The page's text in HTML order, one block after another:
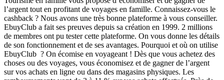
l’argent tout en profitant de voyages en famille. Connaissez-vous le
cashback ? Nous avons une très bonne plateforme à vous conseiller.
EbuyClub a fait ses preuves depuis sa création en 1999. 2 millions
de membres ont pu tester cette plateforme. On vous donne les détails
de son fonctionnement et de ses avantages. Pourquoi et où on utilise
EbuyClub ? On écomise en voyageant ! Dès que vous achetez des
choses ou des voyages, vous économisez et de gagner de l’argent
sur vos achats en ligne ou dans des magasins physiques. Les